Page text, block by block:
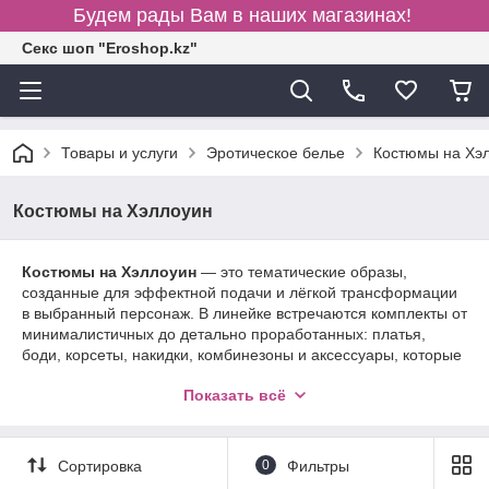
Будем рады Вам в наших магазинах!
Секс шоп "Eroshop.kz"
Товары и услуги Эротическое белье Костюмы на
Костюмы на Хэллоуин
Костюмы на Хэллоуин — это тематические образы,
созданные для эффектной подачи и лёгкой трансформации
в выбранный персонаж. В линейке встречаются комплекты от
минималистичных до детально проработанных: платья,
боди, корсеты, накидки, комбинезоны и аксессуары, которые
эластичные и мягкие, с акцентом на комфорт и подгонку по
искусственная кожа, пайетки) добавляют выразительности.
При выборе стоит учитывать размер, тип ткани, эластичность
и совместимость с обувью или чулками — чтобы костюм не
Показать всё
Сортировка 0 Фильтры